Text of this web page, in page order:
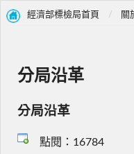
經濟部標檢局首頁 關
分局沿革
分局沿革
點閱：16784